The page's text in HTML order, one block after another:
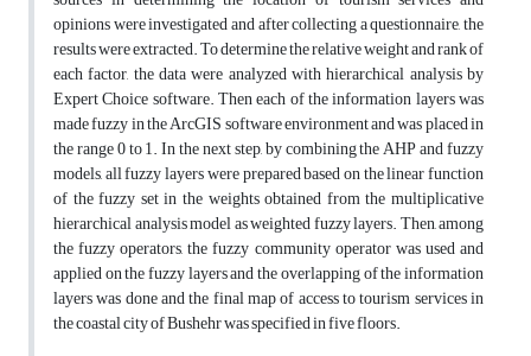
opinions were investigated and after collecting a questionnaire, the
results were extracted. To determine the relative weight and rank of
each factor, the data were analyzed with hierarchical analysis by
Expert Choice software. Then each of the information layers was
made fuzzy in the ArcGIS software environment and was placed in
the range 0 to 1. In the next step, by combining the AHP and fuzzy
models, all fuzzy layers were prepared based on the linear function
of the fuzzy set in the weights obtained from the multiplicative
hierarchical analysis model as weighted fuzzy layers. Then, among
the fuzzy operators, the fuzzy community operator was used and
applied on the fuzzy layers and the overlapping of the information
layers was done and the final map of access to tourism services in
the coastal city of Bushehr was specified in five floors.